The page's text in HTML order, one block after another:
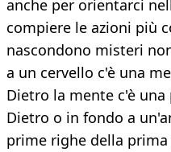
anche per orientarci
compiere le azioni più
nascondono misteri
a un cervello c'è una
Dietro la mente c'è una
Dietro o in fondo a
prime righe della